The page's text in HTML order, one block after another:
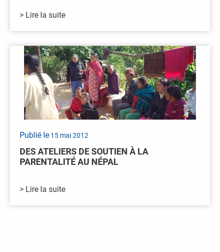
> Lire la suite
Publié le 15 mai 2012
DES ATELIERS DE SOUTIEN À LA
PARENTALITÉ AU NÉPAL
> Lire la suite